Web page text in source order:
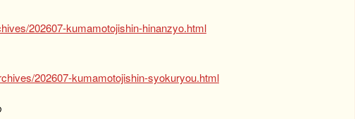
202607-kumamotojishin-hinanzyo.html
202607-kumamotojishin-syokuryou.html